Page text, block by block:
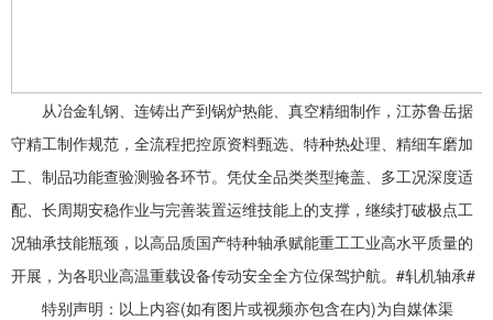
从冶金轧钢、连铸出产到锅炉热能、真空精细制作，江苏鲁岳据
守精工制作规范，全流程把控原资料甄选、特种热处理、精细车磨加
工、制品功能查验测验各环节。凭仗全品类类型掩盖、多工况深度适
配、长周期安稳作业与完善装置运维技能上的支撑，继续打破极点工
况轴承技能瓶颈，以高品质国产特种轴承赋能重工工业高水平质量的
开展，为各职业高温重载设备传动安全全方位保驾护航。#轧机轴承#
特别声明：以上内容(如有图片或视频亦包含在内)为自媒体渠